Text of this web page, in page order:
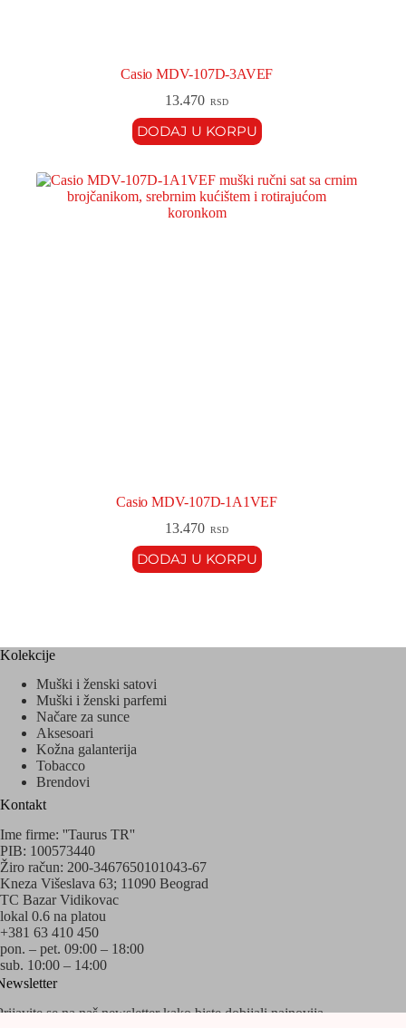
Casio MDV-107D-3AVEF
13.470 RSD
DODAJ U KORPU
Casio MDV-107D-1A1VEF
13.470 RSD
DODAJ U KORPU
Kolekcije
Muški i ženski satovi
Muški i ženski parfemi
Načare za sunce
Aksesoari
Kožna galanterija
Tobacco
Brendovi
Kontakt
Ime firme: ''Taurus TR''
PIB: 100573440
Žiro račun: 200-3467650101043-67
Kneza Višeslava 63; 11090 Beograd
TC Bazar Vidikovac
lokal 0.6 na platou
+381 63 410 450
pon. – pet. 09:00 – 18:00
sub. 10:00 – 14:00
se na naš newsletter kako biste dobijali najnovija